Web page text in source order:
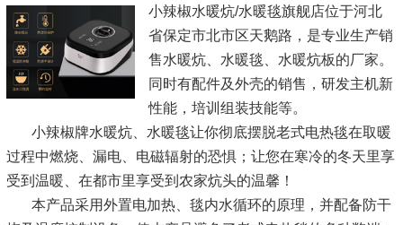
小辣椒水暖炕/水暖毯旗舰店位于河北
省保定市北市区天鹅路，是专业生产销
售水暖炕、水暖毯、水暖炕板的厂家。
同时有配件及外壳的销售，研发主机新
性能，培训组装技能等。
小辣椒牌水暖炕、水暖毯让你彻底摆脱老式电热毯在取暖
过程中燃烧、漏电、电磁辐射的恐惧；让您在寒冷的冬天里享
受到温暖、在都市里享受到农家炕头的温馨！
本产品采用外置电加热、毯内水循环的原理，并配备防干